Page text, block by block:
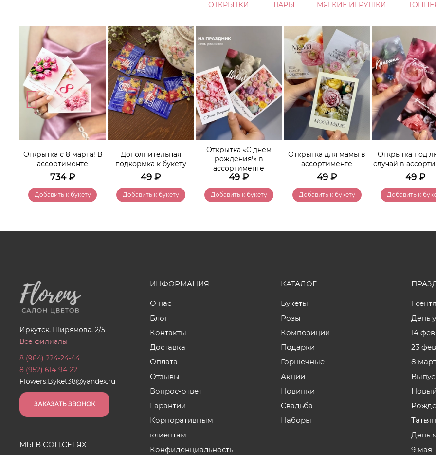
ОТКРЫТКИ ШАРЫ МЯГКИЕ ИГРУШКИ
Открытка с 8 марта! В
ассортименте
734₽
Добавить к букету
Дополнительная
подкормка к букету
49 ₽
Добавить к букету
Открытка «С днем
рождения!» в
ассортименте
49 ₽
Добавить к букету
Открытка для мамы в
ассортименте
49 ₽
Добавить к букету
Открытка под
случай в
49₽
Добавить к
Иркутск, Ширямова, 2/5
Все филиалы
8 (964) 224-24-44
8 (952) 614-94-22
Flowers.Byket38@yandex.ru
ЗАКАЗАТЬ ЗВОНОК
МЫ В СОЦ.СЕТЯХ
ИНФОРМАЦИЯ
О нас
Блог
Контакты
Доставка
Оплата
Отзывы
Вопрос-ответ
Гарантии
Корпоративным
клиентам
Конфиденциальность
КАТАЛОГ
Букеты
Розы
Композиции
Подарки
Горшечные
Акции
Новинки
Свадьба
Наборы
1
День
14
23
8
День
9 мая